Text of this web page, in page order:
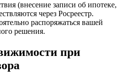
(внесение записи об ипотеке,
через Росреестр.
распоряжаться вашей
решения.
при